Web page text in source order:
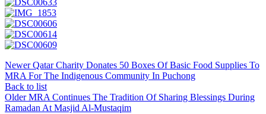
Newer Qatar Charity Donates 50 Boxes Of Basic Food Supplies To
MRA For The Indigenous Community In Puchong
Back to list
Older MRA Continues The Tradition Of Sharing Blessings During
Ramadan At Masjid Al-Mustaqim​